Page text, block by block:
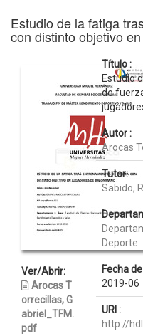
Estudio de la fatiga
con distinto objetivo
Ver/Abrir:
Arocas T
orrecillas, G
abriel_TFM.
pdf
Título :
Estudio
de
Autor :
Arocas
Tutor:
Sabido,
Deporte
Fecha
2019-06
URI :
http://